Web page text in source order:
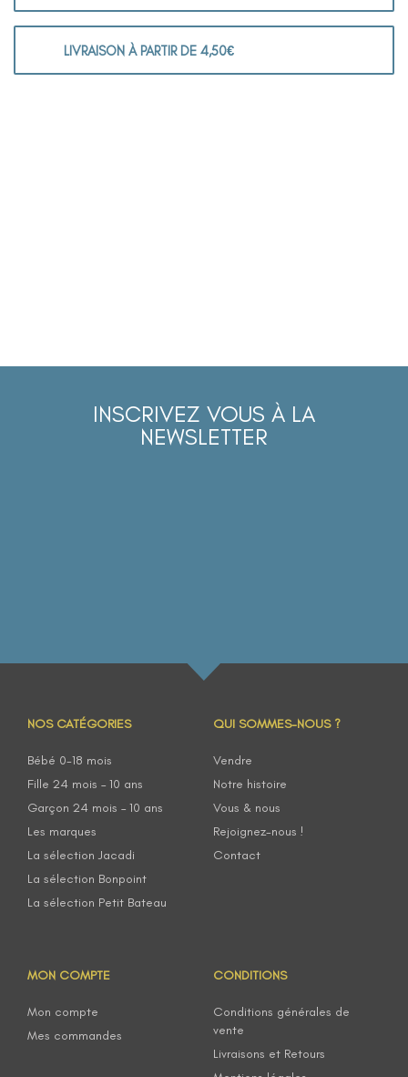
LIVRAISON À PARTIR DE 4,50€
INSCRIVEZ VOUS À LA
NEWSLETTER
NOS CATÉGORIES
Bébé 0-18 mois
Fille 24 mois – 10 ans
Garçon 24 mois – 10 ans
Les marques
La sélection Jacadi
La sélection Bonpoint
La sélection Petit Bateau
QUI SOMMES-NOUS ?
Vendre
Notre histoire
Vous & nous
Rejoignez-nous !
Contact
MON COMPTE
Mon compte
Mes commandes
CONDITIONS
Conditions générales de
vente
Livraisons et Retours